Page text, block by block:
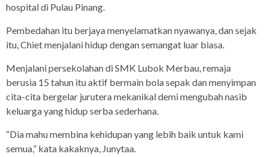
hospital di Pulau Pinang.
Pembedahan itu berjaya menyelamatkan nyawanya, dan sejak
itu, Chiet menjalani hidup dengan semangat luar biasa.
Menjalani persekolahan di SMK Lubok Merbau, remaja
berusia 15 tahun itu aktif bermain bola sepak dan menyimpan
cita-cita bergelar jurutera mekanikal demi mengubah nasib
keluarga yang hidup serba sederhana.
“Dia mahu membina kehidupan yang lebih baik untuk kami
semua,” kata kakaknya, Junytaa.